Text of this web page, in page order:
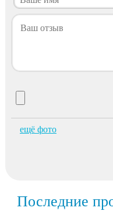
ещё фото
Последние